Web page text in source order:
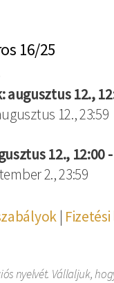
16/25
augusztus 12.,
12., 23:59
12., 12:00
2., 23:59
|
nyelvét. Vállaljuk,